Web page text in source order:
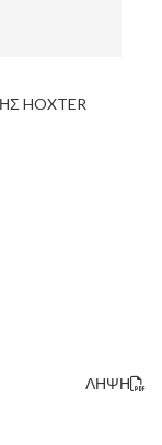
HOXTER
ΛΗΨΗ